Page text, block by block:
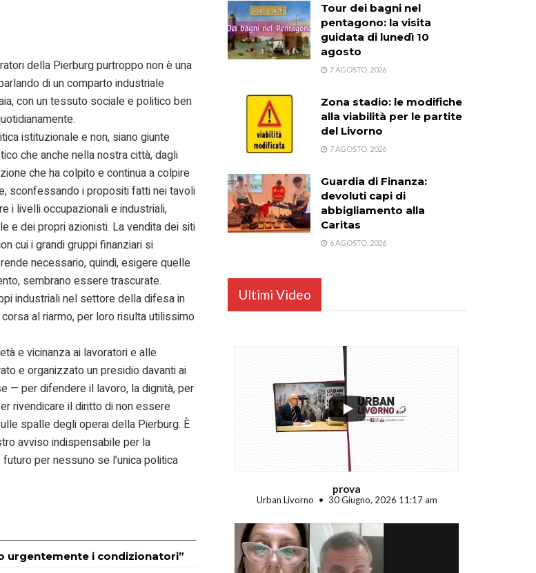
della Pierburg purtroppo non è una
di un comparto industriale
con un tessuto sociale e politico ben
istituzionale e non, siano giunte
che anche nella nostra città, dagli
che ha colpito e continua a colpire
sconfessando i propositi fatti nei tavoli
i livelli occupazionali e industriali,
e dei propri azionisti. La vendita dei siti
cui i grandi gruppi finanziari si
necessario, quindi, esigere quelle
sembrano essere trascurate.
industriali nel settore della difesa in
al riarmo, per loro risulta utilissimo
e vicinanza ai lavoratori e alle
e organizzato un presidio davanti ai
— per difendere il lavoro, la dignità, per
rivendicare il diritto di non essere
spalle degli operai della Pierburg. È
avviso indispensabile per la
per nessuno se l’unica politica
urgentemente i condizionatori”
Tour dei bagni nel
pentagono: la visita
guidata di lunedì 10
agosto
7 AGOSTO, 2026
Zona stadio: le modifiche
alla viabilità per le partite
del Livorno
7 AGOSTO, 2026
Guardia di Finanza:
devoluti capi di
abbigliamento alla
Caritas
6 AGOSTO, 2026
Ultimi Video
...
prova
Urban Livorno 30 Giugno, 2026 11:17 am